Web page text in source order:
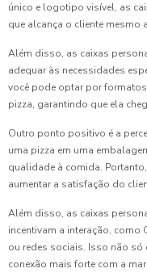
único e logotipo visível, as
que alcança o cliente mesmo
Além disso, as caixas
adequar às necessidades
você pode optar por
pizza, garantindo que ela
Outro ponto positivo é a
uma pizza em uma
qualidade à comida.
aumentar a satisfação do
Além disso, as caixas
incentivam a interação, como
ou redes sociais. Isso não só
conexão mais forte com a